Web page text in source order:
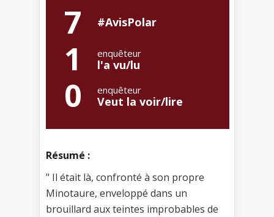
7 #AvisPolar
1 enquêteur
l'a vu/lu
0 enquêteur
Veut la voir/lire
Résumé :
" Il était là, confronté à son propre
Minotaure, enveloppé dans un
brouillard aux teintes improbables de